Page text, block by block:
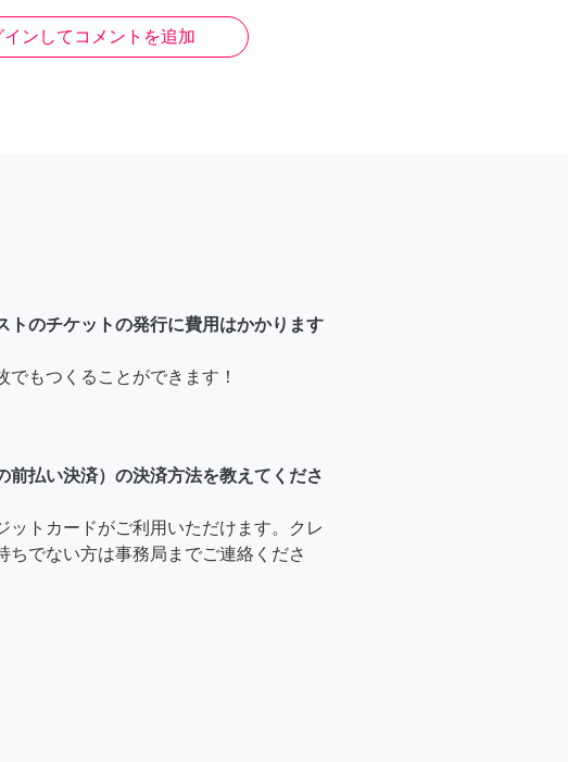
インしてコメントを追加
トのチケットの発行に費用はかかります
でもつくることができます！
前払い決済）の決済方法を教えてくださ
ットカードがご利用いただけます。クレ
ちでない方は事務局までご連絡くださ